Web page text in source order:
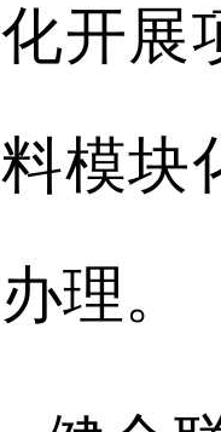
化开展
料模块
办理。